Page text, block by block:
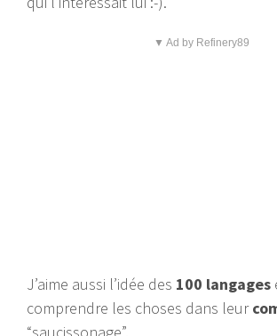
▼ Ad by Refinery89
J’aime aussi l’idée des 100 langages
comprendre les choses dans leur